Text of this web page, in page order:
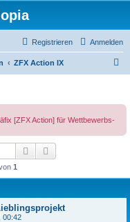
Anmelden
Registrieren
ZFX Action IX
[ZFX Action] für Wettbewerbs-
Suche
1
00:42